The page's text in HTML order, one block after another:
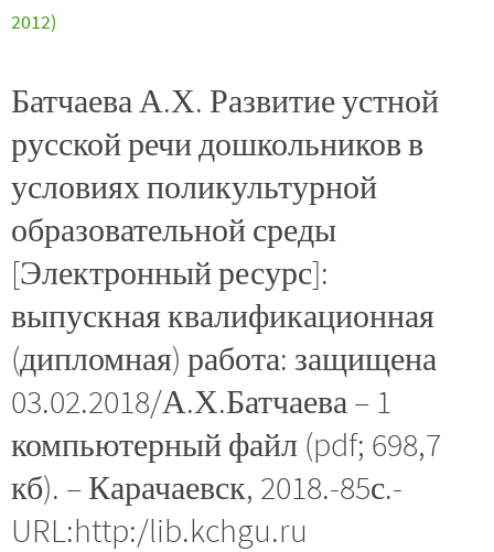
2012)
Батчаева А.Х. Развитие устной
русской речи дошкольников в
условиях поликультурной
образовательной среды
[Электронный ресурс]:
выпускная квалификационная
(дипломная) работа: защищена
03.02.2018/А.Х.Батчаева – 1
компьютерный файл (pdf; 698,7
кб). – Карачаевск, 2018.-85с.-
URL:http:/lib.kchgu.ru